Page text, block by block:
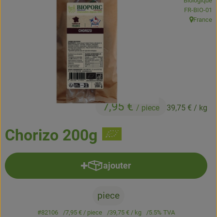
Accessoires et divers
Cosmétique et hygiène
Chorizo 200g
7,95 € / piece 39,75 € / kg
, Autorité
FR-BIO-01
, Origine:
France
ajouter
Ajouter le produit au panier
piece
#82106 7,95 € / piece 39,75 € / kg 5.5% TVA